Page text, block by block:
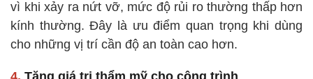
vì khi xảy ra nứt vỡ, mức độ rủi ro thường thấp hơn
kính thường. Đây là ưu điểm quan trọng khi dùng
cho những vị trí cần độ an toàn cao hơn.
4. Tăng giá trị thẩm mỹ cho công trình